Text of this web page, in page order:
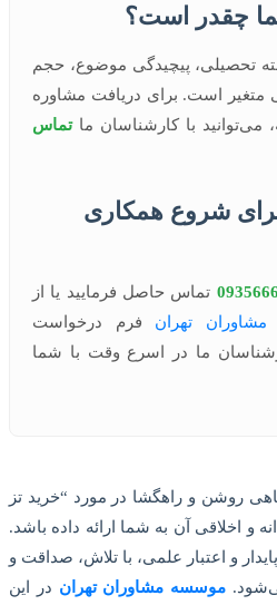
تحصیلی، پیچیدگی موضوع، حجم
متغیر است. برای دریافت مشاوره
می‌توانید با کارشناسان ماتماس
شروع همکاری
تماس حاصل فرمایید یا از
تهران فرم درخواست
ما در اسرع وقت با شما
روشن و راهگشا در مورد “خرید تز
و اخلاقی آن به شما ارائه داده باشد.
و اعتبار علمی، با تلاش، صداقت و
موسسه مشاوران تهران در این